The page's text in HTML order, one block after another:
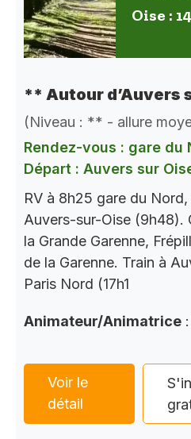
Oise :
** Autour d’Auvers
(Niveau : ** - allure
Rendez-vous : gare du
Départ : Auvers sur
RV à 8h25 gare du
Auvers-sur-Oise (9h48).
la Grande Garenne,
de la Garenne. Train à
Paris Nord (17h1
Animateur/Animatrice
Voir le
détail